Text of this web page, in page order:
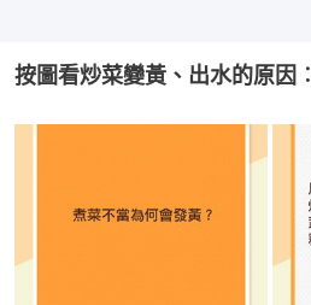
按圖看炒菜變黃、出水的原因︰